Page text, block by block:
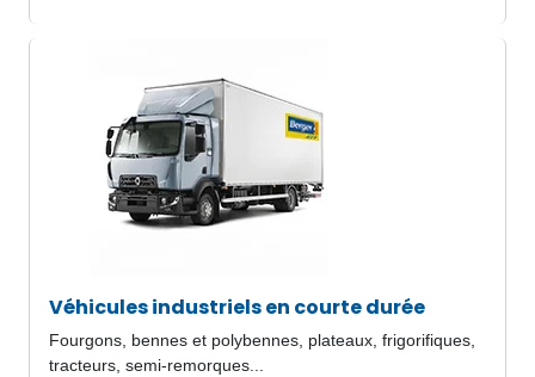
Véhicules industriels en courte durée
Fourgons, bennes et polybennes, plateaux, frigorifiques,
tracteurs, semi-remorques...